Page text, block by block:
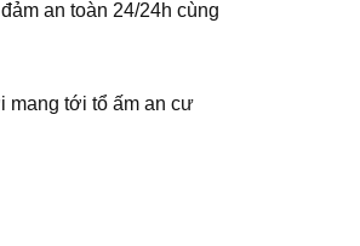
an toàn 24/24h cùng
mang tới tổ ấm an cư